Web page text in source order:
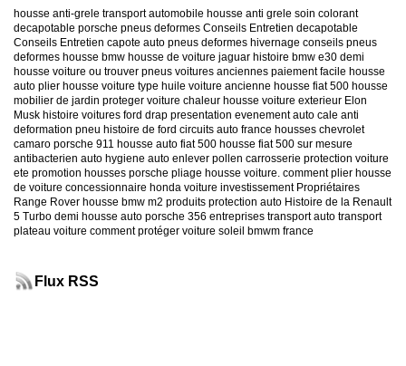
housse anti-grele transport automobile housse anti grele soin colorant
decapotable porsche pneus deformes Conseils Entretien decapotable
Conseils Entretien capote auto pneus deformes hivernage conseils pneus
deformes housse bmw housse de voiture jaguar histoire bmw e30 demi
housse voiture ou trouver pneus voitures anciennes paiement facile housse
auto plier housse voiture type huile voiture ancienne housse fiat 500 housse
mobilier de jardin proteger voiture chaleur housse voiture exterieur Elon
Musk histoire voitures ford drap presentation evenement auto cale anti
deformation pneu histoire de ford circuits auto france housses chevrolet
camaro porsche 911 housse auto fiat 500 housse fiat 500 sur mesure
antibacterien auto hygiene auto enlever pollen carrosserie protection voiture
ete promotion housses porsche pliage housse voiture. comment plier housse
de voiture concessionnaire honda voiture investissement Propriétaires
Range Rover housse bmw m2 produits protection auto Histoire de la Renault
5 Turbo demi housse auto porsche 356 entreprises transport auto transport
plateau voiture comment protéger voiture soleil bmwm france
Flux RSS